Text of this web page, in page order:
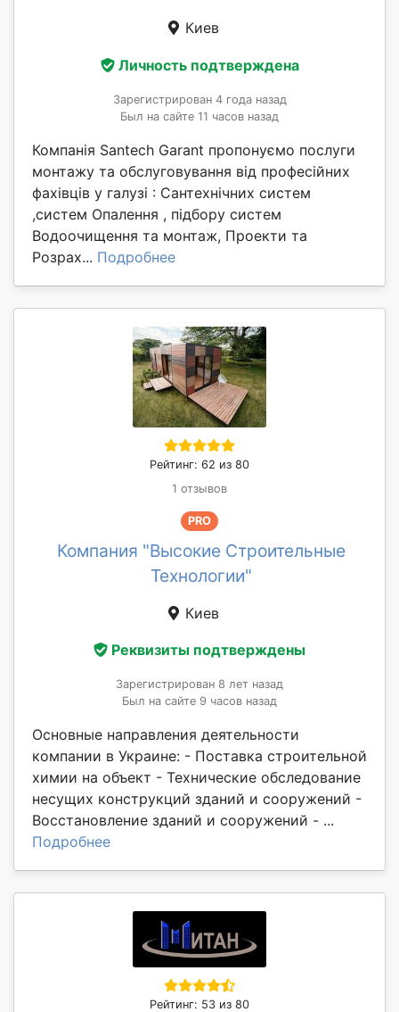
Киев
Личность подтверждена
Зарегистрирован 4 года назад
Был на сайте 11 часов назад
Компанія Santech Garant пропонуємо послуги
монтажу та обслуговування від професійних
фахівців у галузі : Сантехнічних систем
,систем Опалення , підбору систем
Водоочищення та монтаж, Проекти та
Розрах... Подробнее
Рейтинг: 62 из 80
1 отзывов
PRO
Компания "Высокие Строительные
Технологии"
Киев
Реквизиты подтверждены
Зарегистрирован 8 лет назад
Был на сайте 9 часов назад
Основные направления деятельности
компании в Украине: - Поставка строительной
химии на объект - Технические обследование
несущих конструкций зданий и сооружений -
Восстановление зданий и сооружений - ...
Подробнее
Рейтинг: 53 из 80